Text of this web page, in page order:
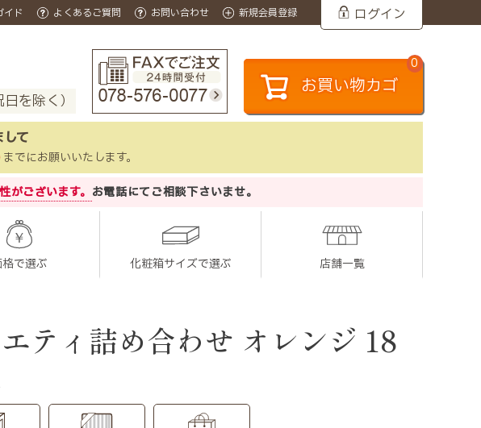
イド よくあるご質問 お問い合わせ 新規会員登録
ログイン
を除く）
お買い物カゴ
0
て
までにお願いいたします。
がございます。 お電話にてご相談下さいませ。
で選ぶ 化粧箱サイズで選ぶ 店舗一覧
ティ詰め合わせ オレンジ 18